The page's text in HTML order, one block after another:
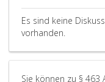
Es sind keine
vorhanden.
Sie können zu § 463